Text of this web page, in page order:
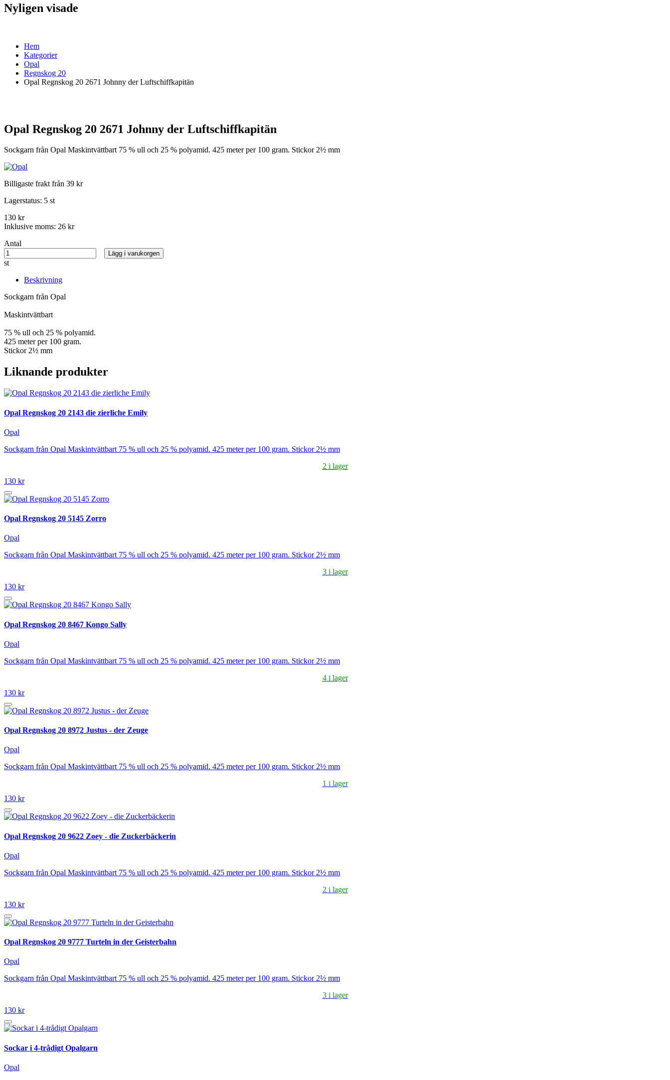
Nyligen visade
Hem
Kategorier
Opal
Regnskog 20
Opal Regnskog 20 2671 Johnny der Luftschiffkapitän
Opal Regnskog 20 2671 Johnny der Luftschiffkapitän
Sockgarn från Opal Maskintvättbart 75 % ull och 25 % polyamid. 425 meter per 100 gram. Stickor 2½ mm
Billigaste frakt från 39 kr
Lagerstatus: 5 st
130 kr
Inklusive moms: 26 kr
Antal
st
Lägg i varukorgen
Beskrivning
Sockgarn från Opal
Maskintvättbart
75 % ull och 25 % polyamid.
425 meter per 100 gram.
Stickor 2½ mm
Liknande produkter
Opal Regnskog 20 2143 die zierliche Emily
Opal
Sockgarn från Opal Maskintvättbart 75 % ull och 25 % polyamid. 425 meter per 100 gram. Stickor 2½ mm
2 i lager
130 kr
Opal Regnskog 20 5145 Zorro
Opal
Sockgarn från Opal Maskintvättbart 75 % ull och 25 % polyamid. 425 meter per 100 gram. Stickor 2½ mm
3 i lager
130 kr
Opal Regnskog 20 8467 Kongo Sally
Opal
Sockgarn från Opal Maskintvättbart 75 % ull och 25 % polyamid. 425 meter per 100 gram. Stickor 2½ mm
4 i lager
130 kr
Opal Regnskog 20 8972 Justus - der Zeuge
Opal
Sockgarn från Opal Maskintvättbart 75 % ull och 25 % polyamid. 425 meter per 100 gram. Stickor 2½ mm
1 i lager
130 kr
Opal Regnskog 20 9622 Zoey - die Zuckerbäckerin
Opal
Sockgarn från Opal Maskintvättbart 75 % ull och 25 % polyamid. 425 meter per 100 gram. Stickor 2½ mm
2 i lager
130 kr
Opal Regnskog 20 9777 Turteln in der Geisterbahn
Opal
Sockgarn från Opal Maskintvättbart 75 % ull och 25 % polyamid. 425 meter per 100 gram. Stickor 2½ mm
3 i lager
130 kr
Sockar i 4-trådigt Opalgarn
Opal